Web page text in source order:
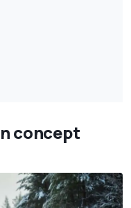
concept